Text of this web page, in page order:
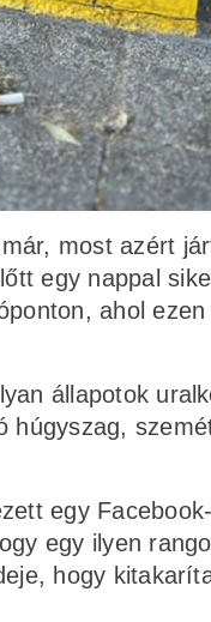
most azért
egy nappal
ahol
állapotok
húgyszag,
egy
egy ilyen
hogy